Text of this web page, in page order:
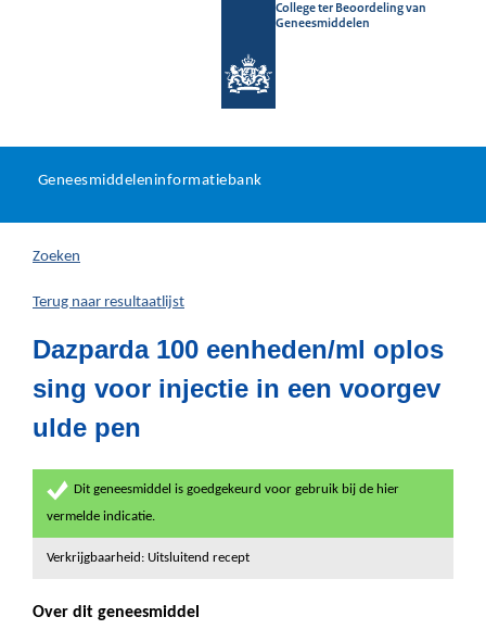
College ter Beoordeling van
Geneesmiddelen
U
hier:
Geneesmiddeleninformatiebank
Zoeken
Terug naar resultaatlijst
Dazparda 100 eenheden/ml oplos
sing voor injectie in een voorgev
ulde pen
Dit geneesmiddel is goedgekeurd voor gebruik bij de hier
vermelde indicatie.
Verkrijgbaarheid: Uitsluitend recept
Over dit geneesmiddel